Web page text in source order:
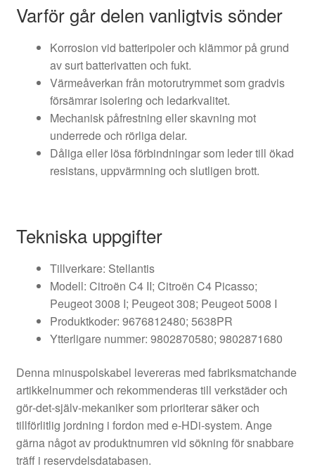
Varför går delen vanligtvis sönder
Korrosion vid batteripoler och klämmor på grund
av surt batterivatten och fukt.
Värmeåverkan från motorutrymmet som gradvis
försämrar isolering och ledarkvalitet.
Mechanisk påfrestning eller skavning mot
underrede och rörliga delar.
Dåliga eller lösa förbindningar som leder till ökad
resistans, uppvärmning och slutligen brott.
Tekniska uppgifter
Tillverkare: Stellantis
Modell: Citroën C4 II; Citroën C4 Picasso;
Peugeot 3008 I; Peugeot 308; Peugeot 5008 I
Produktkoder: 9676812480; 5638PR
Ytterligare nummer: 9802870580; 9802871680
Denna minuspolskabel levereras med fabriksmatchande
artikkelnummer och rekommenderas till verkstäder och
gör‑det‑själv‑mekaniker som prioriterar säker och
tillförlitlig jordning i fordon med e‑HDi‑system. Ange
gärna något av produktnumren vid sökning för snabbare
träff i reservdelsdatabasen.